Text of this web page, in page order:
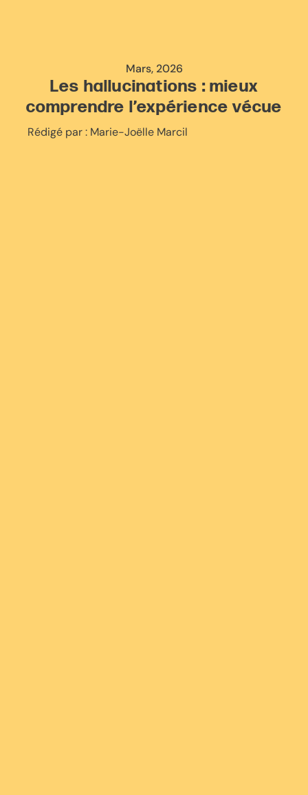
Mars, 2026
Les hallucinations : mieux
comprendre l’expérience vécue
Rédigé par : Marie-Joëlle Marcil